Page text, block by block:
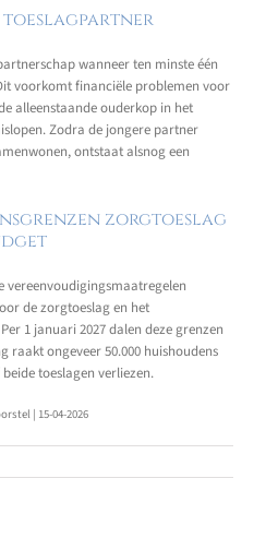
toeslagpartner
wanneer ten minste één
voorkomt financiële problemen voor
alleenstaande ouderkop in het
Zodra de jongere partner
ontstaat alsnog een
zorgtoeslag
vereenvoudigingsmaatregelen
de zorgtoeslag en het
1 januari 2027 dalen deze grenzen
raakt ongeveer 50.000 huishoudens
toeslagen verliezen.
| 15-04-2026